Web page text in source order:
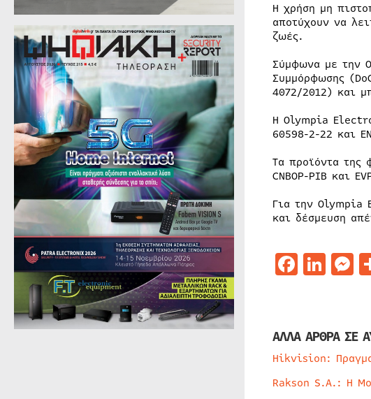
Η χρήση μη
αποτύχουν να
ζωές.
Σύμφωνα με την
Συμμόρφωσης
4072/2012) και
Η Olympia
60598-2-22 και
Τα προϊόντα της
CNBOP-PIB και
Για την Olympia
και δέσμευση
ΑΛΛΑ ΑΡΘΡΑ ΣΕ
Hikvision:
Rakson S.A.: Η